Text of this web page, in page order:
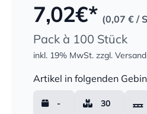
7,02€* (0,07 € /
Pack à 100 Stück
inkl. 19% MwSt. zzgl. Versand
Artikel in folgenden
- 30